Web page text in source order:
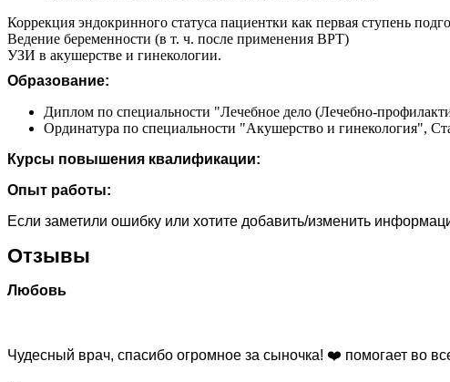
Коррекция эндокринного статуса пациентки как первая ступень
Ведение беременности (в т. ч. после применения ВРТ)
УЗИ в акушерстве и гинекологии.
Образование:
Диплом по специальности "Лечебное дело (Лечебно-
Ординатура по специальности "Акушерство и гинекология",
Курсы повышения квалификации:
Опыт работы:
Если заметили ошибку или хотите добавить/изменить
Отзывы
Любовь
Чудесный врач, спасибо огромное за сыночка! ❤️ помогает во